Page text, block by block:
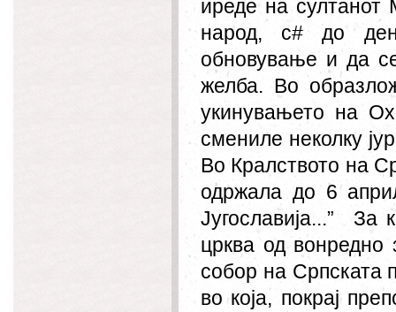
иреде на султанот
народ, с# до
обновување и да
желба. Во
укинувањето на
смениле неколку
Во Кралството на
одржала до 6
Југославија...” За
црква од вонредно
собор на Српската
во која, покрај